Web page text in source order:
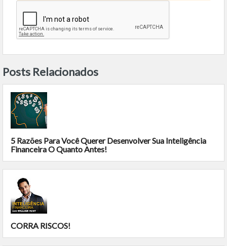
Posts Relacionados
5 Razões Para Você Querer Desenvolver Sua Inteligência
Financeira O Quanto Antes!
CORRA RISCOS!